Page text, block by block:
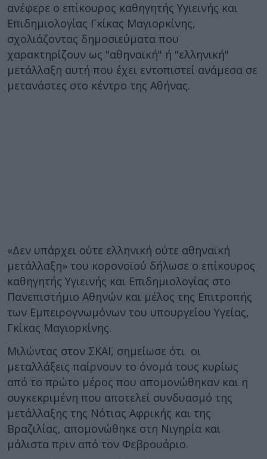
ανέφερε ο επίκουρος καθηγητής Υγιεινής και
Επιδημιολογίας Γκίκας Μαγιορκίνης,
σχολιάζοντας δημοσιεύματα που
χαρακτηρίζουν ως "αθηναϊκή" ή "ελληνική"
μετάλλαξη αυτή που έχει εντοπιστεί ανάμεσα σε
μετανάστες στο κέντρο της Αθήνας.
«Δεν υπάρχει ούτε ελληνική ούτε αθηναϊκή
μετάλλαξη» του κορονοϊού δήλωσε ο επίκουρος
καθηγητής Υγιεινής και Επιδημιολογίας στο
Πανεπιστήμιο Αθηνών και μέλος της Επιτροπής
των Εμπειρογνωμόνων του υπουργείου Υγείας,
Γκίκας Μαγιορκίνης.
Μιλώντας στον ΣΚΑΪ, σημείωσε ότι οι
μεταλλάξεις παίρνουν το όνομά τους κυρίως
από το πρώτο μέρος που απομονώθηκαν και η
συγκεκριμένη που αποτελεί συνδυασμό της
μετάλλαξης της Νότιας Αφρικής και της
Βραζιλίας, απομονώθηκε στη Νιγηρία και
μάλιστα πριν από τον Φεβρουάριο.